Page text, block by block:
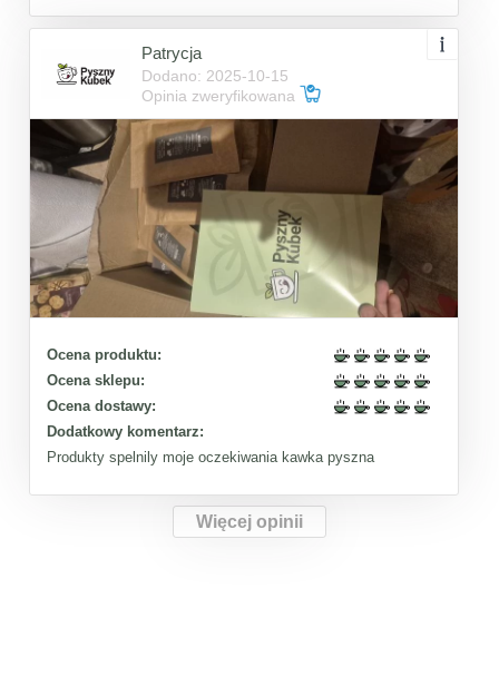
Patrycja
Dodano: 2025-10-15
Opinia zweryfikowana
Ocena produktu:
Ocena sklepu:
Ocena dostawy:
Dodatkowy komentarz:
Produkty spelnily moje oczekiwania kawka pyszna
Więcej opinii